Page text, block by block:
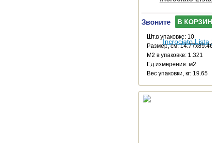
Звоните В КОРЗИНУ
Шт.в упаковке: 10
Размер, см: 14.77x89.46
М2 в упаковке: 1.321
Ед.измерения: м2
Веc упаковки, кг: 19.65